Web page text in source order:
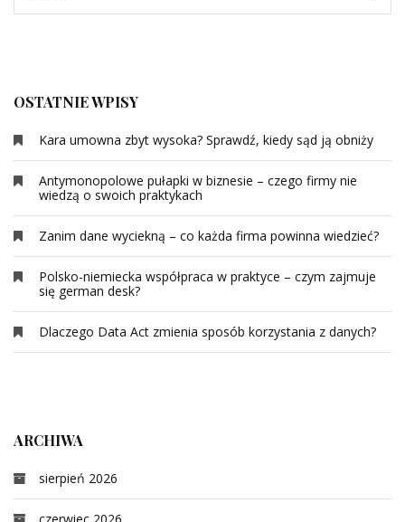
OSTATNIE WPISY
Kara umowna zbyt wysoka? Sprawdź, kiedy sąd ją obniży
Antymonopolowe pułapki w biznesie – czego firmy nie
wiedzą o swoich praktykach
Zanim dane wyciekną – co każda firma powinna wiedzieć?
Polsko-niemiecka współpraca w praktyce – czym zajmuje
się german desk?
Dlaczego Data Act zmienia sposób korzystania z danych?
ARCHIWA
sierpień 2026